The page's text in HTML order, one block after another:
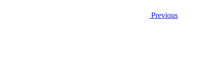
Previous